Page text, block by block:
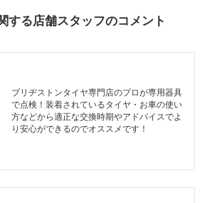
する店舗スタッフのコメント
ブリヂストンタイヤ専門店のプロが専用器具
で点検！装着されているタイヤ・お車の使い
方などから適正な交換時期やアドバイスでよ
り安心ができるのでオススメです！